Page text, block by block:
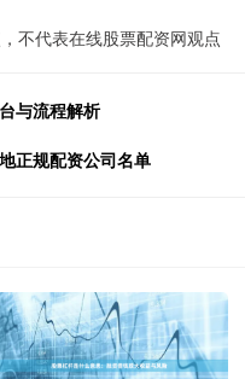
不代表在线股票配资网观点
与流程解析
正规配资公司名单